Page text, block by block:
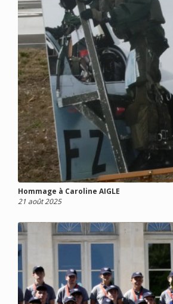
Hommage à Caroline AIGLE
21 août 2025